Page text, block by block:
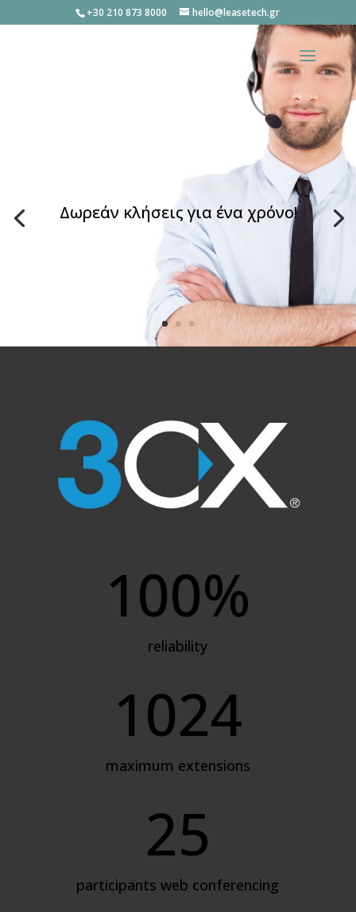
+30 210 873 8000 hello@leasetech.gr
Δωρεάν κλήσεις για ένα χρόνο!
100%
reliability
1024
maximum extensions
25
participants web conferencing